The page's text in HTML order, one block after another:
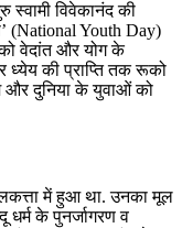
स्वामी विवेकानंद की
(National Youth Day)
को वेदांत और योग के
ध्येय की प्राप्ति तक रूको
और दुनिया के युवाओं को
में हुआ था. उनका मूल
धर्म के पुनर्जागरण व